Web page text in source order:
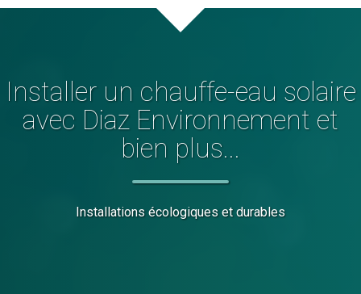
Installer un chauffe-eau solaire
avec Diaz Environnement et
bien plus...
Installations écologiques et durables